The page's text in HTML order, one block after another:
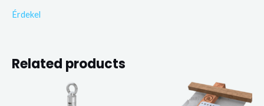
Érdekel
Related products